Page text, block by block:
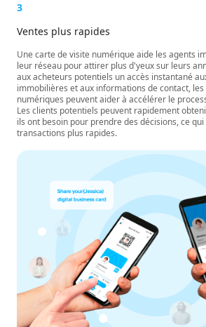
3
Ventes plus rapides
Une carte de visite numérique aide les agents
leur réseau pour attirer plus d'yeux sur leurs
aux acheteurs potentiels un accès instantané
immobilières et aux informations de contact,
numériques peuvent aider à accélérer le
Les clients potentiels peuvent rapidement
ils ont besoin pour prendre des décisions, ce
transactions plus rapides.